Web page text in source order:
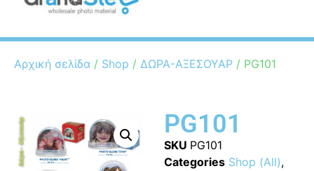
Αρχική σελίδα / Shop / ΔΩΡΑ-ΑΞΕΣΟΥΑΡ / PG101
PG101
SKU PG101
Categories Shop (All),